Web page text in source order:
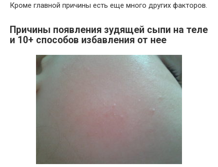
Кроме главной причины есть еще много других факторов.
Причины появления зудящей сыпи на теле
и 10+ способов избавления от нее